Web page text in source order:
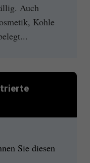
Auch
Kohle
Sie diesen